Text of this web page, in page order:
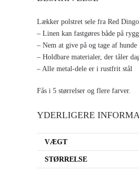
Lækker polstret sele fra Red
– Linen kan fastgøres både på
– Nem at give på og tage af hunde
– Holdbare materialer, der tåler
– Alle metal-dele er i rustfrit stål
Fås i 5 størrelser og flere farver.
YDERLIGERE
VÆGT
STØRRELSE